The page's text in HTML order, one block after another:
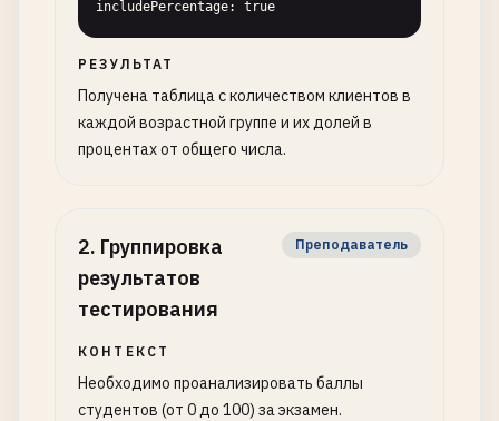
includePercentage: true
РЕЗУЛЬТАТ
Получена таблица с количеством клиентов в
каждой возрастной группе и их долей в
процентах от общего числа.
2. Группировка
результатов
тестирования
Преподаватель
КОНТЕКСТ
Необходимо проанализировать баллы
студентов (от 0 до 100) за экзамен.